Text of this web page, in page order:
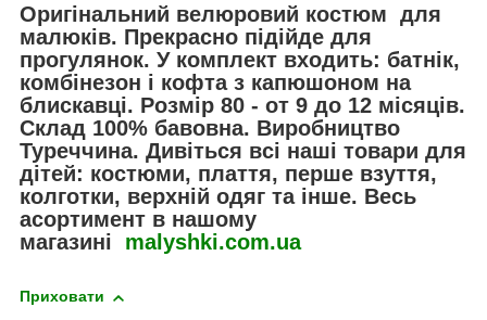
Оригінальний велюровий костюм для
малюків. Прекрасно підійде для
прогулянок. У комплект входить: батнік,
комбінезон і кофта з капюшоном на
блискавці. Розмір 80 - от 9 до 12 місяців.
Склад 100% бавовна. Виробництво
Туреччина. Дивіться всі наші товари для
дітей: костюми, плаття, перше взуття,
колготки, верхній одяг та інше. Весь
асортимент в нашому
магазині malyshki.com.ua
Приховати